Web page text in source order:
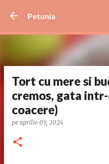
Petunia
Tort cu mere si
cremos, gata
coacere)
pe aprilie 05, 2024